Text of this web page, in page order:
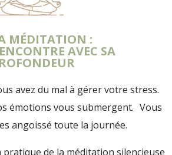
MÉDITATION :
AVEC SA
avez du mal à gérer votre stress.
émotions vous submergent. Vous
angoissé toute la journée.
pratique de la méditation silencieuse